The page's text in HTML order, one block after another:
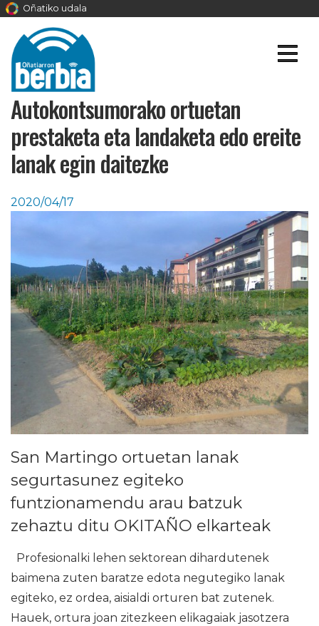
Oñatiko udala
Autokontsumorako ortuetan
prestaketa eta landaketa edo ereite
lanak egin daitezke
2020/04/17
San Martingo ortuetan lanak
segurtasunez egiteko
funtzionamendu arau batzuk
zehaztu ditu OKITAÑO elkarteak
Profesionalki lehen sektorean dihardutenek
baimena zuten baratze edota negutegiko lanak
egiteko, ez ordea, aisialdi orturen bat zutenek.
Hauek, ortura joan zitezkeen elikagaiak jasotzera